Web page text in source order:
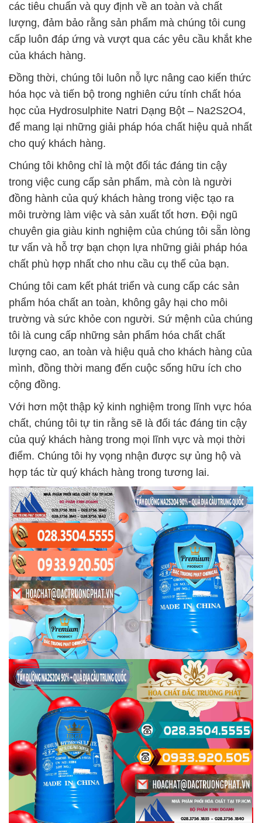
các tiêu chuẩn và quy định về an toàn và chất
lượng, đảm bảo rằng sản phẩm mà chúng tôi cung
cấp luôn đáp ứng và vượt qua các yêu cầu khắt khe
của khách hàng.
Đồng thời, chúng tôi luôn nỗ lực nâng cao kiến thức
hóa học và tiến bộ trong nghiên cứu tính chất hóa
học của Hydrosulphite Natri Dạng Bột – Na2S2O4,
để mang lại những giải pháp hóa chất hiệu quả nhất
cho quý khách hàng.
Chúng tôi không chỉ là một đối tác đáng tin cậy
trong việc cung cấp sản phẩm, mà còn là người
đồng hành của quý khách hàng trong việc tạo ra
môi trường làm việc và sản xuất tốt hơn. Đội ngũ
chuyên gia giàu kinh nghiệm của chúng tôi sẵn lòng
tư vấn và hỗ trợ bạn chọn lựa những giải pháp hóa
chất phù hợp nhất cho nhu cầu cụ thể của bạn.
Chúng tôi cam kết phát triển và cung cấp các sản
phẩm hóa chất an toàn, không gây hại cho môi
trường và sức khỏe con người. Sứ mệnh của chúng
tôi là cung cấp những sản phẩm hóa chất chất
lượng cao, an toàn và hiệu quả cho khách hàng của
mình, đồng thời mang đến cuộc sống hữu ích cho
cộng đồng.
Với hơn một thập kỷ kinh nghiệm trong lĩnh vực hóa
chất, chúng tôi tự tin rằng sẽ là đối tác đáng tin cậy
của quý khách hàng trong mọi lĩnh vực và mọi thời
điểm. Chúng tôi hy vọng nhận được sự ủng hộ và
hợp tác từ quý khách hàng trong tương lai.